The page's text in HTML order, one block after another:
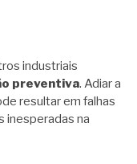
industriais
preventiva. Adiar a
resultar em falhas
inesperadas na